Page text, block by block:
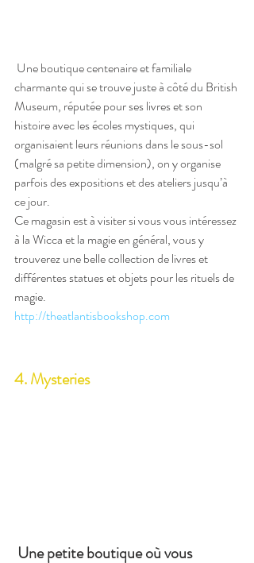
charmante qui se trouve juste à côté du British
Museum, réputée pour ses livres et son
histoire avec les écoles mystiques, qui
organisaient leurs réunions dans le sous-sol
(malgré sa petite dimension), on y organise
parfois des expositions et des ateliers jusqu’à
ce jour.
Ce magasin est à visiter si vous vous intéressez
à la Wicca et la magie en général, vous y
trouverez une belle collection de livres et
différentes statues et objets pour les rituels de
magie.
http://theatlantisbookshop.com
4. Mysteries